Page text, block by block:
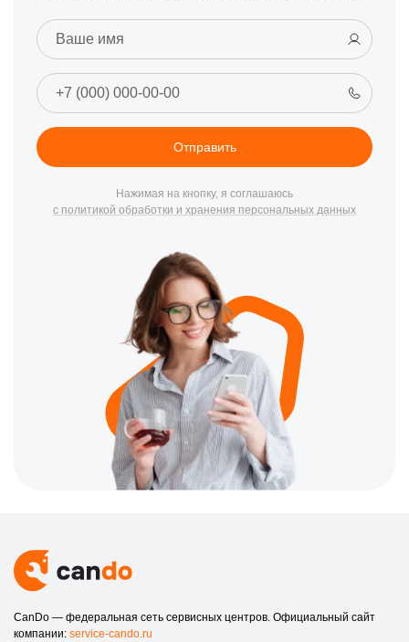
Отправить
Нажимая на кнопку, я соглашаюсь
с политикой обработки и хранения персональных данных
CanDo — федеральная сеть сервисных центров. Официальный сайт
компании: service-cando.ru